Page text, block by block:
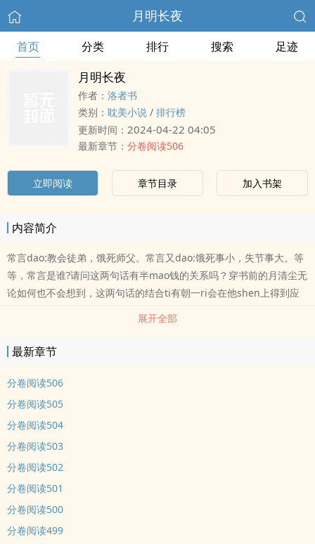
月明长夜
首页 分类 排行 搜索 足迹
月明长夜
作者： 洛者书
类别： 耽美小说 / 排行榜
更新时间： 2024-04-22 04:05
最新章节： 分卷阅读506
立即阅读 章节目录 加入书架
内容简介
常言dao:教会徒弟，饿死师父。常言又dao:饿死事小，失节事大。等
等，常言是谁?请问这两句话有半mao钱的关系吗？穿书前的月清尘无
论如何也不会想到，这两句话的结合ti有朝一ri会在他shen上得到应
验。本来嘛，穿书就穿书吧，好歹穿的是自己的书，虽说只写了五分
之一吧……但谁能告诉他，这些从没设定过的龙tao打酱油都是从哪冒
出来抢戏的?本来嘛，师徒就师徒吧，好歹原著中男主徒弟的一shen
尊本该鸿翔九天足踏凌云的大神，最后会黑得连自己这个作者都不认
识了？深沉nei敛腹黑徒弟攻×清冷睿智美人师尊受双洁 修真 有黑化
展开全部
最新章节
分卷阅读506
分卷阅读505
分卷阅读504
分卷阅读503
分卷阅读502
分卷阅读501
分卷阅读500
分卷阅读499